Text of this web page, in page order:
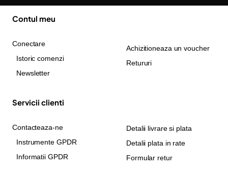
Contul meu
Conectare
Istoric comenzi
Newsletter
Achizitioneaza un voucher
Retururi
Servicii clienti
Contacteaza-ne
Instrumente GPDR
Informatii GPDR
Detalii livrare si plata
Detalii plata in rate
Formular retur